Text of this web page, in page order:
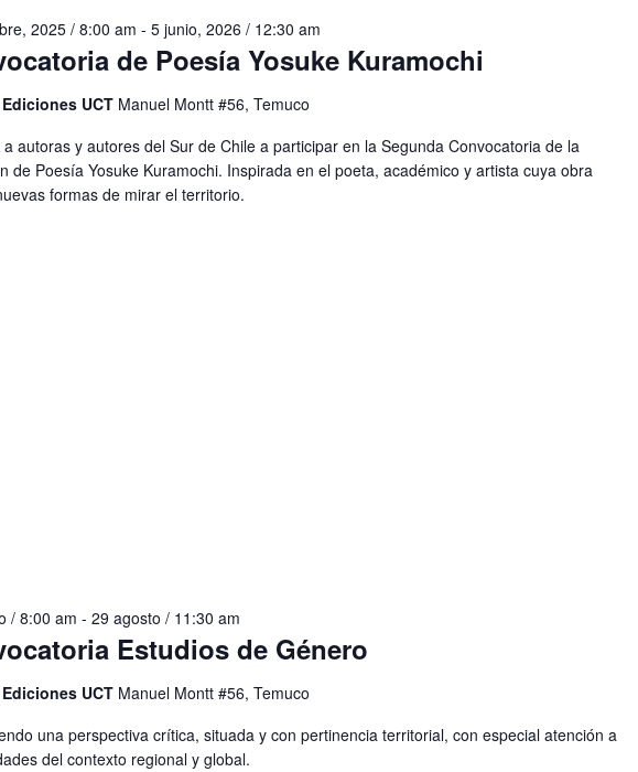
de Poesía Yosuke Kuramochi
2025 / 8:00 am - 5 junio, 2026 / 12:30 am
UCT Manuel Montt #56, Temuco
a autoras y autores del Sur de Chile a participar en la Segunda Convocatoria de la
de Poesía Yosuke Kuramochi. Inspirada en el poeta, académico y artista cuya obra
formas de mirar el territorio.
Estudios de Género
/ 8:00 am - 29 agosto / 11:30 am
UCT Manuel Montt #56, Temuco
una perspectiva crítica, situada y con pertinencia territorial, con especial atención a
del contexto regional y global.